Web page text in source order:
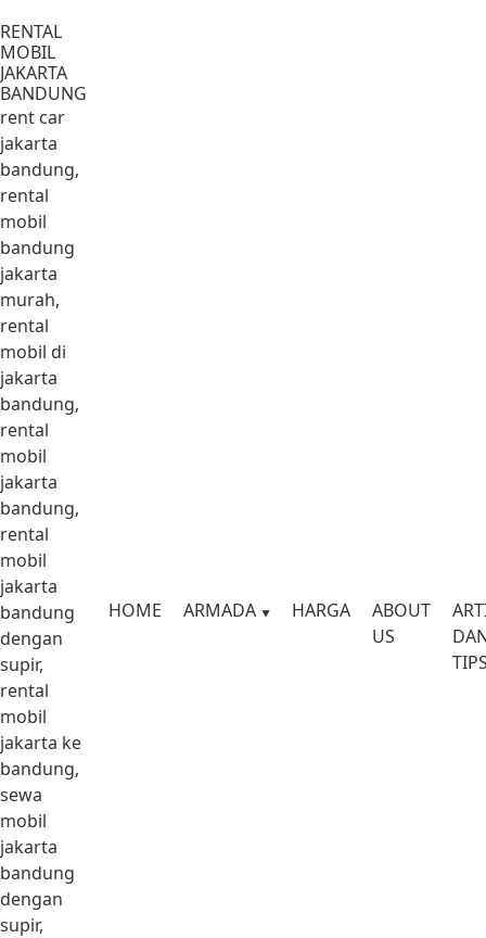
RENTAL
MOBIL
JAKARTA
BANDUNG
rent car
jakarta
bandung,
rental
mobil
bandung
jakarta
murah,
rental
mobil di
jakarta
bandung,
rental
mobil
jakarta
bandung,
rental
mobil
jakarta
bandung
dengan
supir,
rental
mobil
jakarta ke
bandung,
sewa
mobil
jakarta
bandung
dengan
supir,
HOME ARMADA HARGA
ABOUT
US